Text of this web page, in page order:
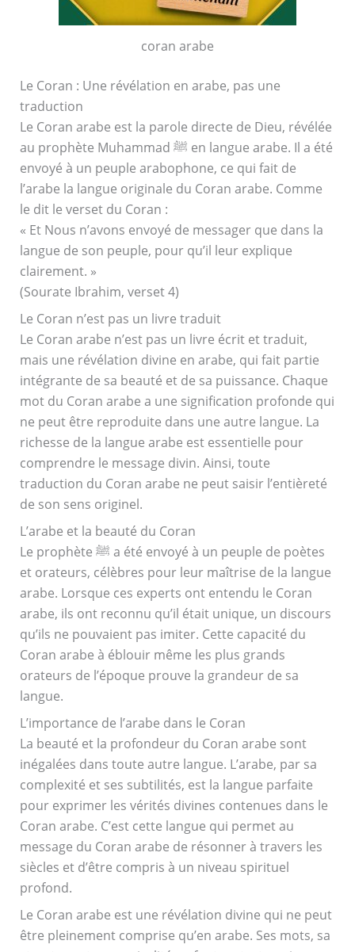
coran arabe
Le Coran : Une révélation en arabe, pas une
traduction
Le Coran arabe est la parole directe de Dieu, révélée
au prophète Muhammad ﷺ en langue arabe. Il a été
envoyé à un peuple arabophone, ce qui fait de
l’arabe la langue originale du Coran arabe. Comme
le dit le verset du Coran :
« Et Nous n’avons envoyé de messager que dans la
langue de son peuple, pour qu’il leur explique
clairement. »
(Sourate Ibrahim, verset 4)
Le Coran n’est pas un livre traduit
Le Coran arabe n’est pas un livre écrit et traduit,
mais une révélation divine en arabe, qui fait partie
intégrante de sa beauté et de sa puissance. Chaque
mot du Coran arabe a une signification profonde qui
ne peut être reproduite dans une autre langue. La
richesse de la langue arabe est essentielle pour
comprendre le message divin. Ainsi, toute
traduction du Coran arabe ne peut saisir l’entièreté
de son sens originel.
L’arabe et la beauté du Coran
Le prophète ﷺ a été envoyé à un peuple de poètes
et orateurs, célèbres pour leur maîtrise de la langue
arabe. Lorsque ces experts ont entendu le Coran
arabe, ils ont reconnu qu’il était unique, un discours
qu’ils ne pouvaient pas imiter. Cette capacité du
Coran arabe à éblouir même les plus grands
orateurs de l’époque prouve la grandeur de sa
langue.
L’importance de l’arabe dans le Coran
La beauté et la profondeur du Coran arabe sont
inégalées dans toute autre langue. L’arabe, par sa
complexité et ses subtilités, est la langue parfaite
pour exprimer les vérités divines contenues dans le
Coran arabe. C’est cette langue qui permet au
message du Coran arabe de résonner à travers les
siècles et d’être compris à un niveau spirituel
profond.
Le Coran arabe est une révélation divine qui ne peut
être pleinement comprise qu’en arabe. Ses mots, sa